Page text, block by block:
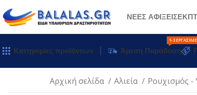
ΝΕΕΣ ΑΦΙΞΕΙΣ
Κατηγορίες προϊόντων Άμεση Παράδοση
1-3
Αρχική σελίδα Αλιεία Ρουχισμός -